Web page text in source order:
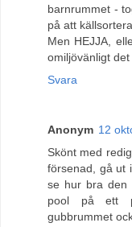
barnrummet -
på att
Men HEJJA,
omiljövänligt
Svara
Anonym 12
Skönt med
försenad, gå ut
se hur bra den
pool på ett
gubbrummet